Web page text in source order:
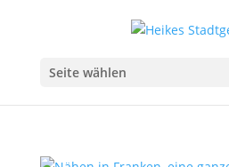
Seite wählen